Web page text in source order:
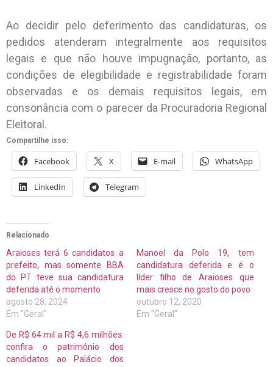
Ao decidir pelo deferimento das candidaturas, os
pedidos atenderam integralmente aos requisitos
legais e que não houve impugnação, portanto, as
condições de elegibilidade e registrabilidade foram
observadas e os demais requisitos legais, em
consonância com o parecer da Procuradoria Regional
Eleitoral.
Compartilhe isso:
Facebook X E-mail WhatsApp
LinkedIn Telegram
Relacionado
Araioses terá 6 candidatos a
prefeito, mas somente BBA
do PT teve sua candidatura
deferida até o momento
agosto 28, 2024
Em "Geral"
Manoel da Polo 19, tem
candidatura deferida e é o
líder filho de Araioses que
mais cresce no gosto do povo
outubro 12, 2020
Em "Geral"
De R$ 64 mil a R$ 4,6 milhões:
confira o patrimônio dos
candidatos ao Palácio dos